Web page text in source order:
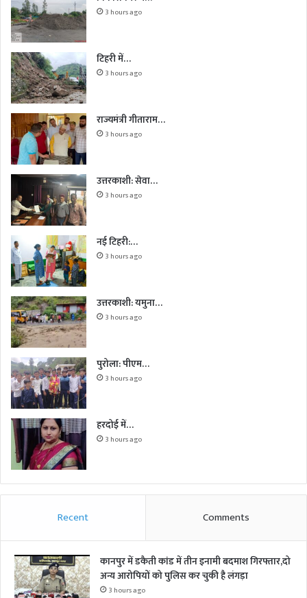
3 hours ago
टिहरी में…
3 hours ago
राज्यमंत्री गीताराम…
3 hours ago
उत्तरकाशी: सेवा…
3 hours ago
नई टिहरी:…
3 hours ago
उत्तरकाशी: यमुना…
3 hours ago
पुरोला: पीएम…
3 hours ago
हरदोई में…
3 hours ago
Recent Comments
कानपुर में डकैती कांड में तीन इनामी बदमाश गिरफ्तार,दो
अन्य आरोपियों को पुलिस कर चुकी है लंगड़ा
3 hours ago